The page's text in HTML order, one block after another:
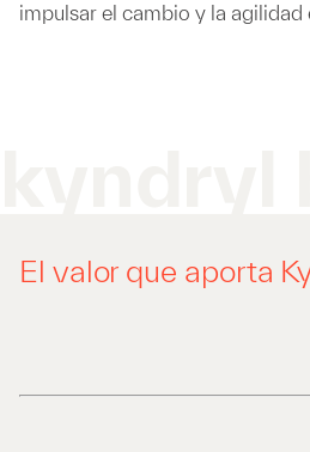
impulsar el cambio y la agilidad
El valor que aporta